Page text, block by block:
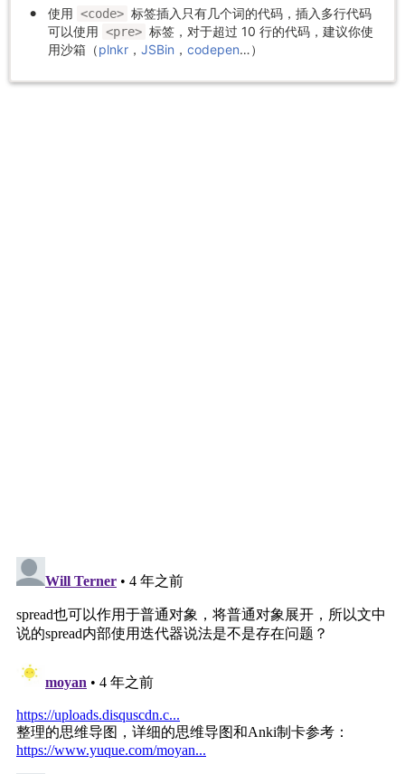
使用 <code> 标签插入只有几个词的代码，插入多行代码
可以使用 <pre> 标签，对于超过 10 行的代码，建议你使
用沙箱（plnkr ， JSBin ， codepen…）